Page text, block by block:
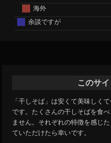
海外
余談ですが
このサ
「干しそば」は安くて美味しく
です。たくさんの干しそばを食
ません。それぞれの特徴を感じ
ていただけたら幸いです。